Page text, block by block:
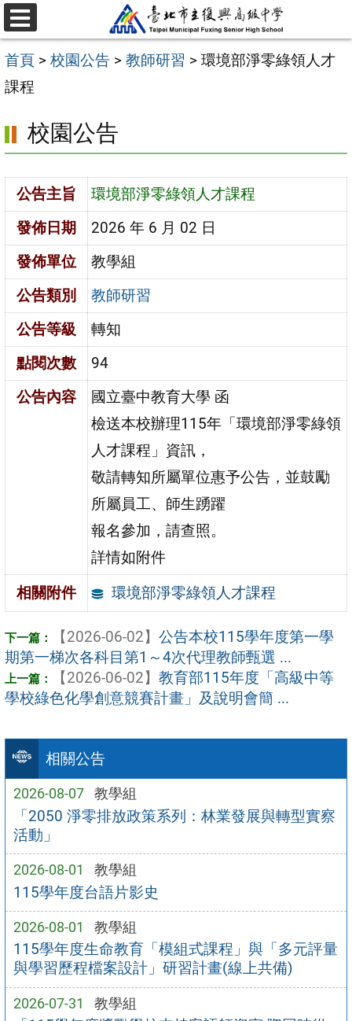
跳
至
主
要
容
區
選
單
首頁 > 校園公告 > 教師研習 > 環境部淨零綠領人才
課程
相關公告
2026-08-07 教學組
「2050 淨零排放政策系列：林業發展與轉型實察
活動」
2026-08-01 教學組
115學年度台語片影史
2026-08-01 教學組
115學年度生命教育「模組式課程」與「多元評量
與學習歷程檔案設計」研習計畫(線上共備)
2026-07-31 教學組
校園公告
公告主旨
環境部淨零綠領人才課程
發佈日期
2026 年 6 月 02 日
發佈單位
教學組
公告類別
教師研習
公告等級
轉知
點閱次數
94
公告內容
國立臺中教育大學 函
檢送本校辦理115年「環境部淨零綠領
人才課程」資訊，
敬請轉知所屬單位惠予公告，並鼓勵
所屬員工、師生踴躍
報名參加，請查照。
詳情如附件
相關附件
環境部淨零綠領人才課程
【2026-06-02】 公告本校115學年度第一學
期第一梯次各科目第1～4次代理教師甄選 ...
【2026-06-02】 教育部115年度「高級中等
學校綠色化學創意競賽計畫」及說明會簡 ...